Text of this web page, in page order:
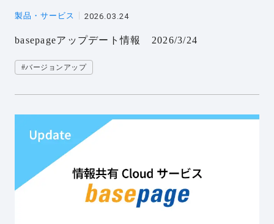
製品・サービス 2026.03.24
basepageアップデート情報 2026/3/24
#バージョンアップ